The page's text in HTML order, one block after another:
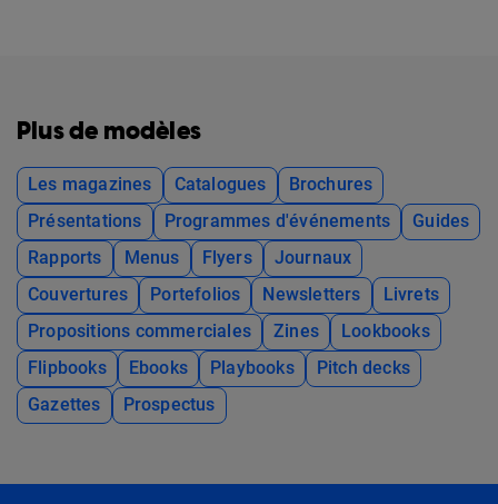
Plus de modèles
Les magazines Catalogues
Brochures
Présentations
Programmes d'événements
Guides
Rapports
Menus Flyers
Journaux
Couvertures
Portefolios Newsletters
Livrets
Propositions commerciales
Zines
Lookbooks
Flipbooks
Ebooks Playbooks
Pitch decks
Gazettes
Prospectus